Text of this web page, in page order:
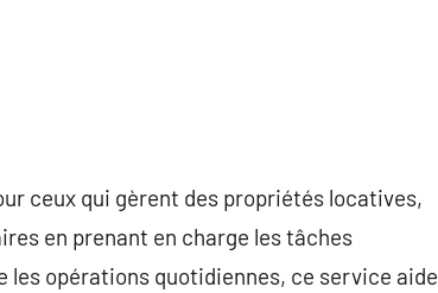
ceux qui gèrent des propriétés locatives,
en prenant en charge les tâches
les opérations quotidiennes, ce service aide